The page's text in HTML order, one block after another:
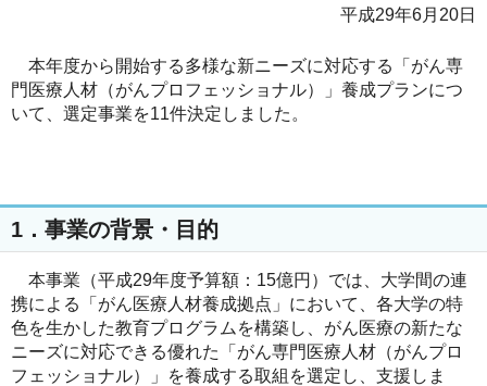
平成29年6月20日
本年度から開始する多様な新ニーズに対応する「がん専
門医療人材（がんプロフェッショナル）」養成プランにつ
いて、選定事業を11件決定しました。
1．事業の背景・目的
本事業（平成29年度予算額：15億円）では、大学間の連
携による「がん医療人材養成拠点」において、各大学の特
色を生かした教育プログラムを構築し、がん医療の新たな
ニーズに対応できる優れた「がん専門医療人材（がんプロ
フェッショナル）」を養成する取組を選定し、支援しま